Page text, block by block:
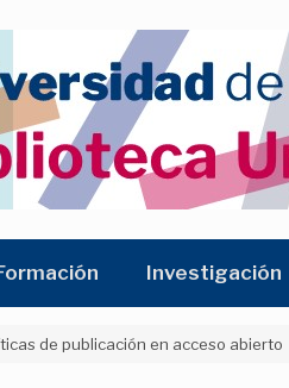
Investigación
de publicación en acceso abierto